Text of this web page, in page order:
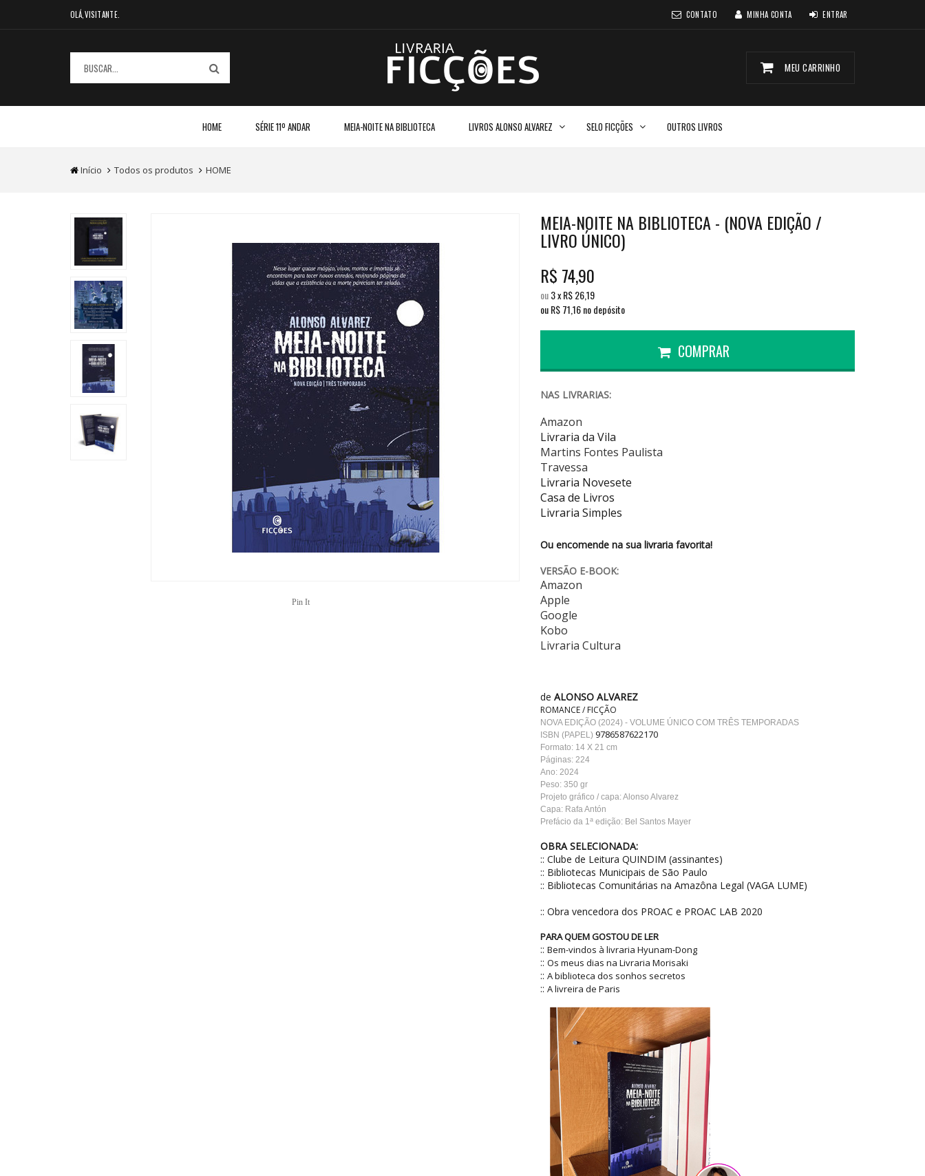
OLÁ,VISITANTE. CONTATO MINHA CONTA ENTRAR
MEU CARRINHO
HOME SÉRIE 11º ANDAR MEIA-NOITE NA BIBLIOTECA LIVROS ALONSO ALVAREZ SELO FICÇÕES OUTROS LIVROS
Início Todos os produtos HOME
Pin It
MEIA-NOITE NA BIBLIOTECA - (NOVA EDIÇÃO /
LIVRO ÚNICO)
R$ 74,90
ou3x R$26,19
ou R$71,16 no depósito
COMPRAR
NAS LIVRARIAS:
Amazon
Livraria da Vila
Martins Fontes Paulista
Travessa
Livraria Novesete
Casa de Livros
Livraria Simples
Ou encomende na sua livraria favorita!
VERSÃO E-BOOK:
Amazon
Apple
Google
Kobo
Livraria Cultura
de ALONSO ALVAREZ
ROMANCE / FICÇÃO
NOVA EDIÇÃO (2024) - VOLUME ÚNICO COM TRÊS TEMPORADAS
ISBN (PAPEL) 9786587622170
Formato: 14 X 21 cm
Páginas: 224
Ano: 2024
Peso: 350 gr
Projeto gráfico / capa: Alonso Alvarez
Capa: Rafa Antón
Prefácio da 1aedição: Bel Santos Mayer
OBRA SELECIONADA:
:: Clube de Leitura QUINDIM (assinantes)
:: Bibliotecas Municipais de São Paulo
:: Bibliotecas Comunitárias na Amazôna Legal (VAGA LUME)
:: Obra vencedora dos PROAC e PROAC LAB 2020
PARA QUEM GOSTOU DE LER
:: Bem-vindos à livraria Hyunam-Dong
:: Os meus dias na Livraria Morisaki
:: A biblioteca dos sonhos secretos
:: A livreira de Paris